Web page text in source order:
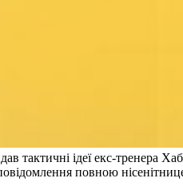
тактичні ідеї екс-тренера
повною